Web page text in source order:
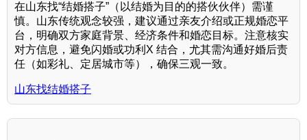
在山东找“结婚搭子”（以结婚为目的的搭伙伙伴）需谨
慎。山东传统观念较强，建议通过亲友介绍或正规婚恋平
台，明确双方家庭背景、经济条件和婚恋目标。注意核实
对方信息，避免闪婚或功利X 结合，尤其需沟通好婚后责
任（如彩礼、定居城市等），确保三观一致。
山东找结婚搭子